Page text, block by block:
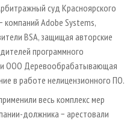
суд Красноярского
компаний Adobe Systems,
BSA, защищая авторские
программного
ООО Деревообрабатывающая
в работе нелицензионного ПО.
весь комплекс мер
должника − арестовали